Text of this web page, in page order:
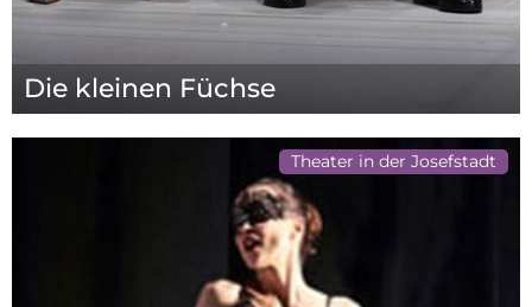
Die kleinen Füchse
Theater in der Josefstadt